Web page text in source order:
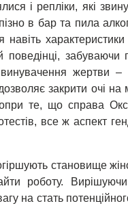
і репліки, які
в бар та пила
навіть
забуваючи
жертви
закрити очі
те, що справа
все ж аспект
становище
роботу.
на стать